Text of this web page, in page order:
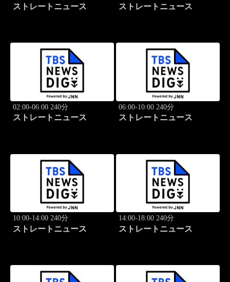
ストレートニュース ストレートニュース
02:00-06:00 240分
ストレートニュース
06:00-10:00 240分
ストレートニュース
10:00-14:00 240分
ストレートニュース
14:00-18:00 240分
ストレートニュース